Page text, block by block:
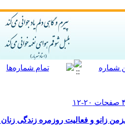
زانو و فعالیت روزمره زندگی زنان